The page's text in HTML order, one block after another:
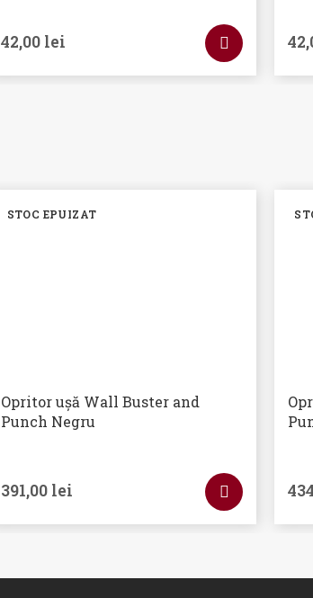
42,00 lei
STOC EPUIZAT
Opritor ușă Wall Buster and
Punch Negru
391,00 lei